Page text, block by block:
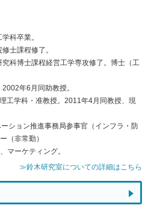
科卒業。
士課程修了。
科博士課程経営工学専攻修了。博士（工
年6月同助教授。
工学科・准教授。2011年4月同教授、現
ション推進事務局参事官（インフラ・防
（非常勤）
マーケティング。
≫鈴木研究室についての詳細はこちら